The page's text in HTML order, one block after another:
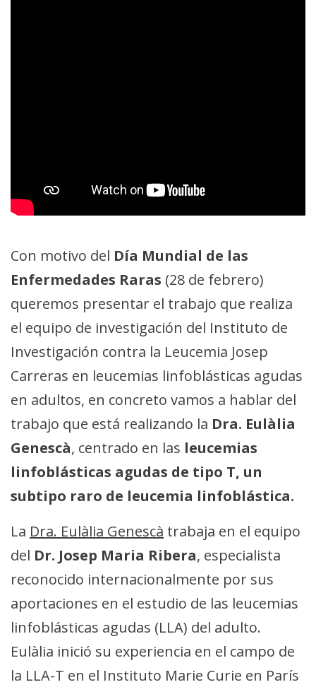
Con motivo del Día Mundial de las
Enfermedades Raras (28 de febrero)
queremos presentar el trabajo que realiza
el equipo de investigación del Instituto de
Investigación contra la Leucemia Josep
Carreras en leucemias linfoblásticas agudas
en adultos, en concreto vamos a hablar del
trabajo que está realizando la Dra. Eulàlia
Genescà, centrado en las leucemias
linfoblásticas agudas de tipo T, un
subtipo raro de leucemia linfoblástica.
La Dra. Eulàlia Genescà trabaja en el equipo
del Dr. Josep Maria Ribera, especialista
reconocido internacionalmente por sus
aportaciones en el estudio de las leucemias
linfoblásticas agudas (LLA) del adulto.
Eulàlia inició su experiencia en el campo de
la LLA-T en el Instituto Marie Curie en París